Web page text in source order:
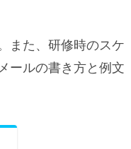
また、研修時のスケ
ールの書き方と例文